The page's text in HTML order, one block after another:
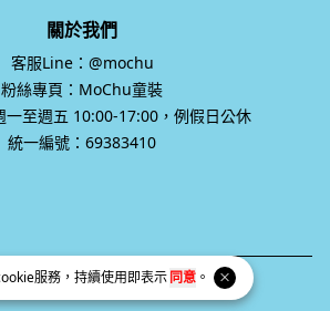
服務，持續使用即表示同意 。
粉絲專頁：MoChu童裝
一至週五 10:00-17:00，例假日公休
統一編號：69383410
Facebook pageInstagram page
Line page